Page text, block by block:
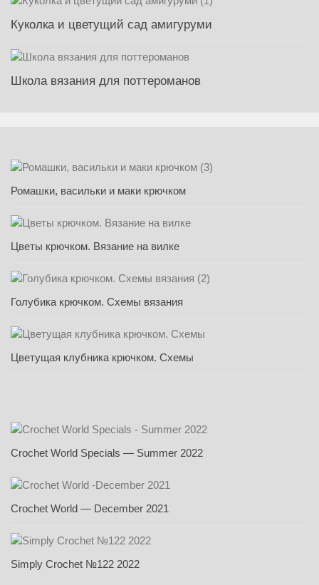
Куколка и цветущий сад амигуруми
Школа вязания для поттероманов
Ромашки, васильки и маки крючком
Цветы крючком. Вязание на вилке
Голубика крючком. Схемы вязания
Цветущая клубника крючком. Схемы
Crochet World Specials — Summer 2022
Crochet World — December 2021
Simply Crochet №122 2022